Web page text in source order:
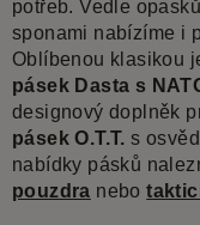
potřeb. Vedle
sponami nabízíme i
Oblíbenou klasikou
pásek Dasta s
designový doplněk
pásek O.T.T. s
nabídky pásků
pouzdra nebo